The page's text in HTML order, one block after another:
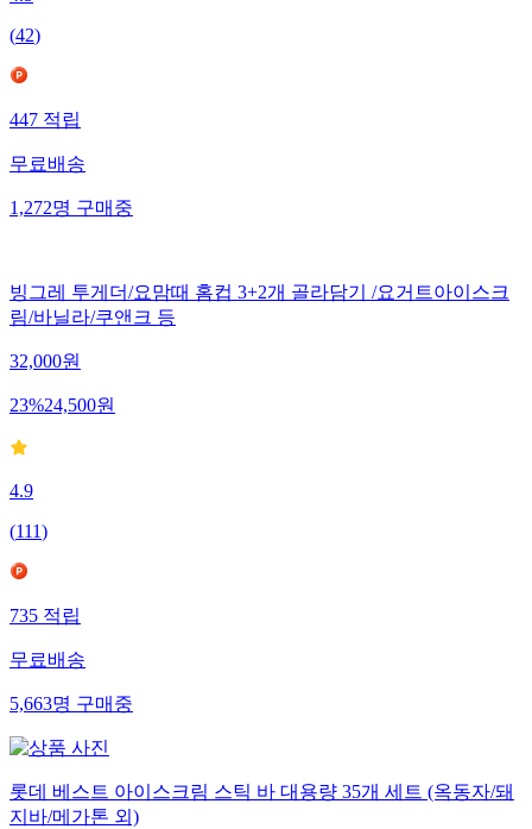
(42)
447 적립
무료배송
1,272명 구매중
빙그레 투게더/요맘때 홈컵 3+2개 골라담기 /요거트아이스크
림/바닐라/쿠앤크 등
32,000원
23%24,500원
4.9
(111)
735 적립
무료배송
5,663명 구매중
롯데 베스트 아이스크림 스틱 바 대용량 35개 세트 (옥동자/돼
지바/메가톤 외)